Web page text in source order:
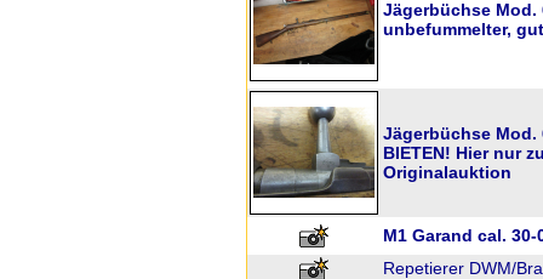
Jägerbüchse Mod.
unbefummelter,
Jägerbüchse Mod.
BIETEN! Hier nur
Originalauktion
M1 Garand cal.
Repetierer DWM/